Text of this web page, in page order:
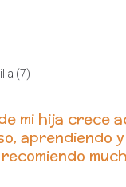
mi hija crece
aprendiendo
recomiendo